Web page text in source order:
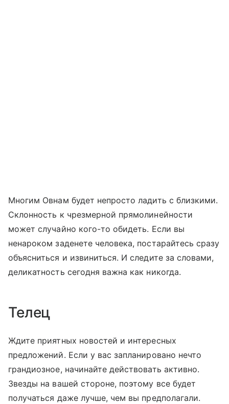
Многим Овнам будет непросто ладить с близкими.
Склонность к чрезмерной прямолинейности
может случайно кого-то обидеть. Если вы
ненароком заденете человека, постарайтесь сразу
объясниться и извиниться. И следите за словами,
деликатность сегодня важна как никогда.
Телец
Ждите приятных новостей и интересных
предложений. Если у вас запланировано нечто
грандиозное, начинайте действовать активно.
Звезды на вашей стороне, поэтому все будет
получаться даже лучше, чем вы предполагали.